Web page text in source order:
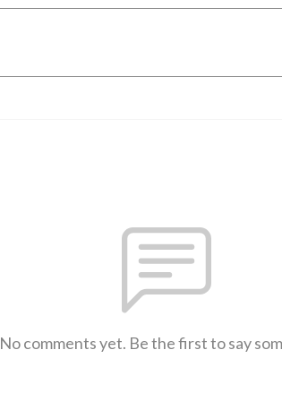
No comments yet. Be the first to say